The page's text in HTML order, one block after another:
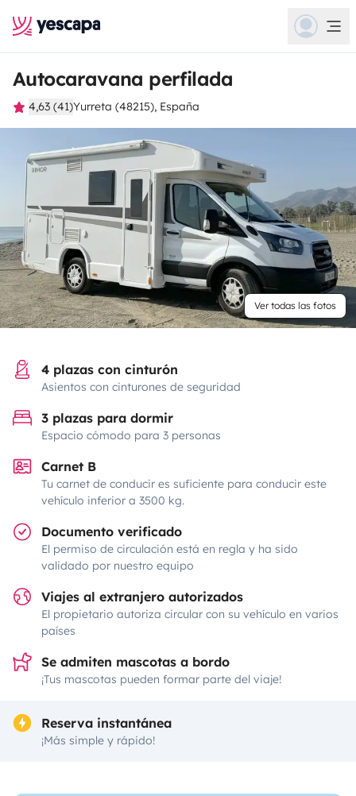
Autocaravana perfilada
4,63 (41)Yurreta (48215), España
Ver todas las fotos
4 plazas con cinturón
Asientos con cinturones de seguridad
3 plazas para dormir
Espacio cómodo para 3 personas
Carnet B
Tu carnet de conducir es suficiente para conducir este
vehículo inferior a 3500 kg.
Documento verificado
El permiso de circulación está en regla y ha sido
validado por nuestro equipo
Viajes al extranjero autorizados
El propietario autoriza circular con su vehículo en varios
países
Se admiten mascotas a bordo
¡Tus mascotas pueden formar parte del viaje!
Reserva instantánea
¡Más simple y rápido!